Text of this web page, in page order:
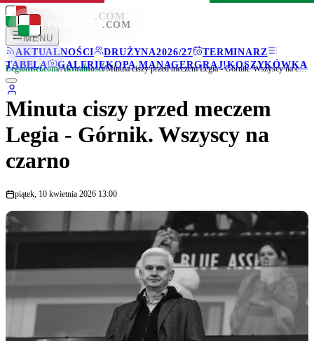
LEGIONISCI .COM
MENU
AKTUALNOŚCI
DRUŻYNA2026/27
TERMINARZ
TABELA
GALERIEKOPA MANAGERGRAJ!KOSZYKÓWKA
LEGIONISCI .COM
Legionisci.com/Aktualności/ Minuta ciszy przed meczem Legia - Górnik. Wszyscy na czarno
Minuta ciszy przed meczem
Legia - Górnik. Wszyscy na
czarno
piątek, 10 kwietnia 2026 13:00